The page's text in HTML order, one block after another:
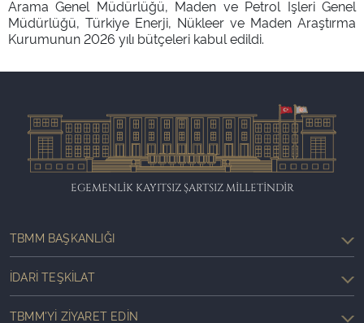
Arama Genel Müdürlüğü, Maden ve Petrol İşleri Genel
Müdürlüğü, Türkiye Enerji, Nükleer ve Maden Araştırma
Kurumunun 2026 yılı bütçeleri kabul edildi.
EGEMENLİK KAYITSIZ ŞARTSIZ MİLLETİNDİR
TBMM BAŞKANLIĞI
İDARI TEŞKILAT
TBMM'YI ZIYARET EDIN